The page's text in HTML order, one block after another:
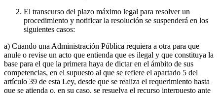
El transcurso del plazo máximo legal para resolver un
procedimiento y notificar la resolución se suspenderá en los
siguientes casos:
a) Cuando una Administración Pública requiera a otra para que
anule o revise un acto que entienda que es ilegal y que constituya la
base para el que la primera haya de dictar en el ámbito de sus
competencias, en el supuesto al que se refiere el apartado 5 del
artículo 39 de esta Ley, desde que se realiza el requerimiento hasta
que se atienda o, en su caso, se resuelva el recurso interpuesto ante